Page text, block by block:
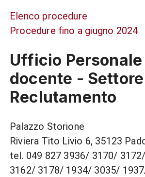
Elenco procedure
Procedure fino a giugno 2024
Ufficio Personale
docente - Settore
Reclutamento
Palazzo Storione
Riviera Tito Livio 6, 35123
tel. 049 827 3936/ 3170/
3162/ 3178/ 1934/ 3035/